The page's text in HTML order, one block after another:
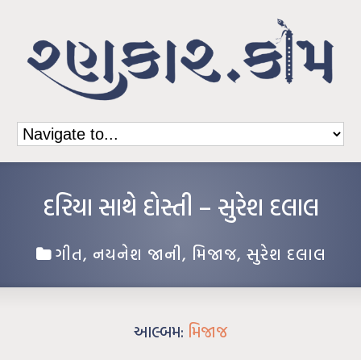
દરિયા સાથે દોસ્તી – સુરેશ દલાલ
ગીત, નયનેશ જાની, મિજાજ, સુરેશ દલાલ
આલ્બમ: મિજાજ